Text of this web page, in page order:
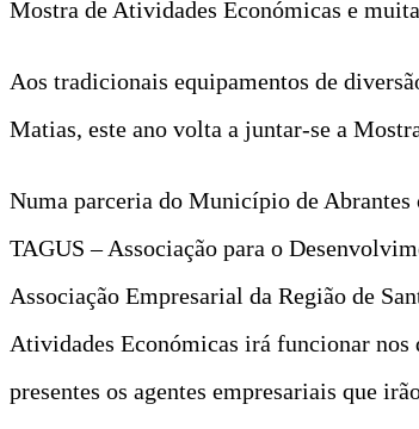
Mostra de Atividades Económicas e
Aos tradicionais equipamentos de
Matias, este ano volta a juntar-se a
Numa parceria do Município de Abrantes
TAGUS – Associação para o
Associação Empresarial da Região de
Atividades Económicas irá funcionar nos
presentes os agentes empresariais que